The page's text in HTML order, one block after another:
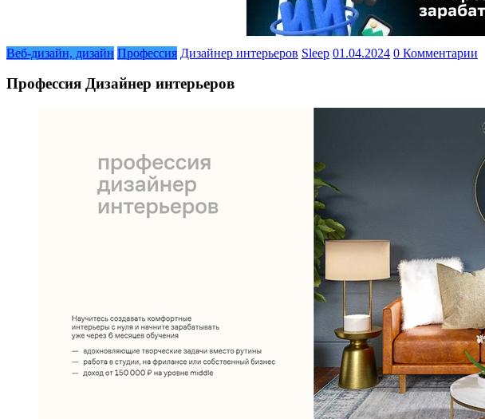
Веб-дизайн, дизайн Профессия Дизайнер интерьеров Sleep 01.04.2024 0 Комментарии
Профессия Дизайнер интерьеров